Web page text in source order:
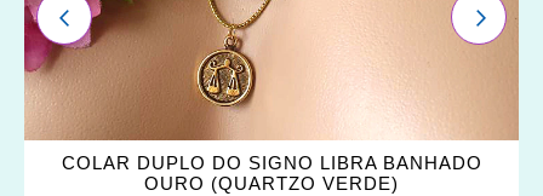
COLAR DUPLO DO SIGNO LIBRA BANHADO
OURO (QUARTZO VERDE)
ANTERIOR